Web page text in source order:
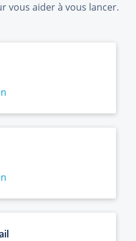
vous aider à vous lancer.